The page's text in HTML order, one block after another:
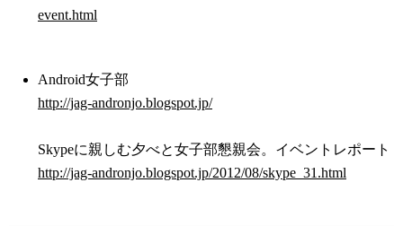
event.html
Android女子部
http://jag-andronjo.blogspot.jp/
Skypeに親しむ夕べと女子部懇親会。イベントレポート
http://jag-andronjo.blogspot.jp/2012/08/skype_31.html